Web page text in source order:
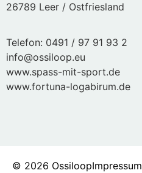
26789 Leer / Ostfriesland
Telefon: 0491 / 97 91 93 2
info@ossiloop.eu
www.spass-mit-sport.de
www.fortuna-logabirum.de
© 2026 OssiloopImpressum